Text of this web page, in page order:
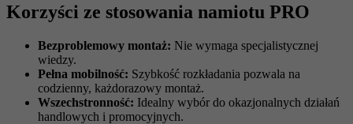
Korzyści ze stosowania namiotu PRO
Bezproblemowy montaż: Nie wymaga specjalistycznej
wiedzy.
Pełna mobilność: Szybkość rozkładania pozwala na
codzienny, każdorazowy montaż.
Wszechstronność: Idealny wybór do okazjonalnych działań
handlowych i promocyjnych.